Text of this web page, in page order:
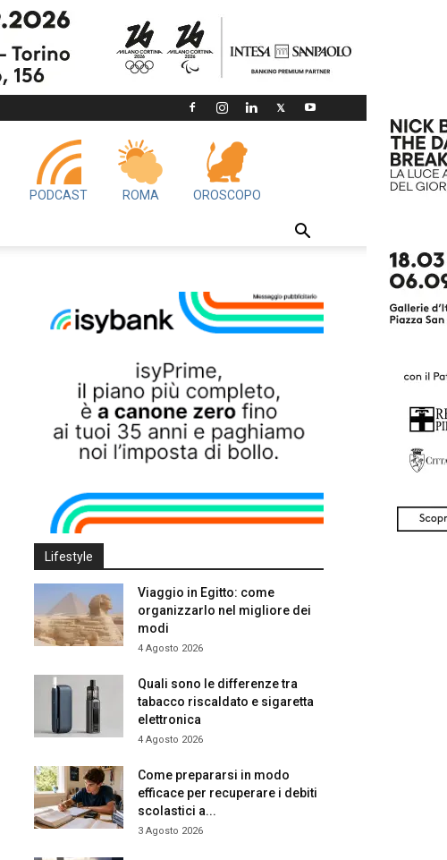
PODCAST ROMA OROSCOPO
Lifestyle
Viaggio in Egitto: come
organizzarlo nel migliore dei
modi
4 Agosto 2026
Quali sono le differenze tra
tabacco riscaldato e sigaretta
elettronica
4 Agosto 2026
Come prepararsi in modo
efficace per recuperare i debiti
scolastici a...
3 Agosto 2026